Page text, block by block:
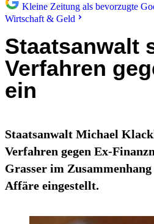
Kleine Zeitung als bevorzugte
Wirtschaft & Geld
Staatsanwalt
Verfahren
ein
Staatsanwalt Michael
Verfahren gegen Ex-
Grasser im
Affäre eingestellt.